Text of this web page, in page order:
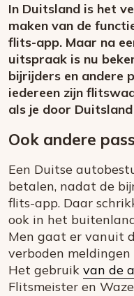
In Duitsland is het
maken van de
flits-app. Maar na
uitspraak is nu
bijrijders en andere
iedereen zijn
als je door
Ook andere
Een Duitse
betalen, nadat de
flits-app. Daar
ook in het
Men gaat er vanuit
verboden
Het gebruik van de
Flitsmeister en